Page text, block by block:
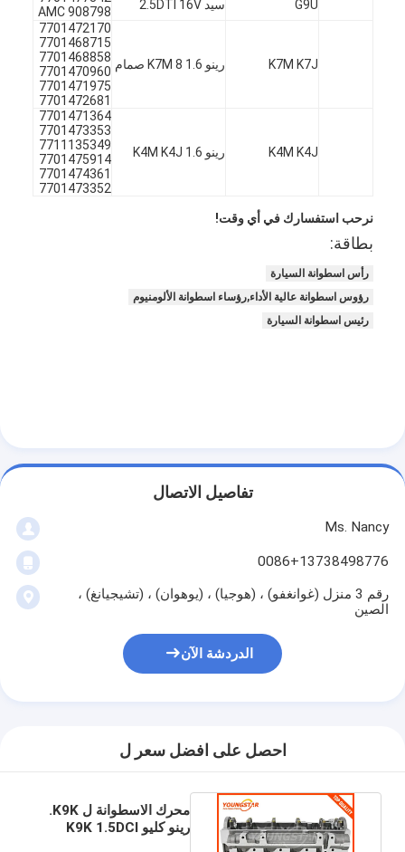
الدردشة الآن
محرك أسطوانة قالب
العمود المرفقي بكرة
سيارة محرك جزء
G9U
سيد 2.5DTI 16V
AMC 908798
K7M K7J رينو 1.6 K7M 8 صمام
7701472170
7701468715
7701468858
7701470960
7701471975
7701472681
K4M K4J رينو 1.6 K4M K4J
7701471364
7701473353
7711135349
7701475914
7701474361
7701473352
نرحب استفسارك في أي وقت!
بطاقة:
رأس اسطوانة السيارة
رؤوس اسطوانة عالية الأداء,رؤساء اسطوانة الألومنيوم
رئيس اسطوانة السيارة
تفاصيل الاتصال
Ms. Nancy
0086+13738498776
رقم 3 منزل (غوانغفو) ، (هوجيا) ، (يوهوان) ، (تشيجيانغ) ،
الصين
الدردشة الآن
احصل على افضل سعر ل
محرك الاسطوانة ل K9K.
رينو كليو K9K 1.5DCI